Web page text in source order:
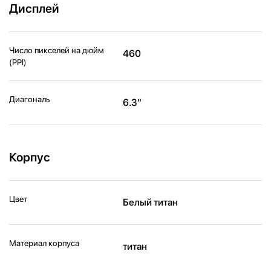
Дисплей
Число пикселей на дюйм
(PPI)
460
Диагональ 6.3"
Корпус
Цвет Белый титан
Материал корпуса титан